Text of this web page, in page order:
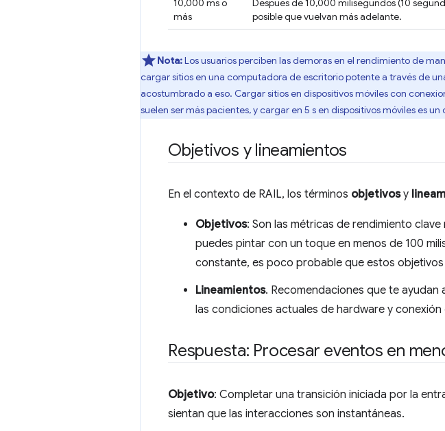
10,000 ms o
más
Después de 10,000 milisegundos (10
posible que vuelvan más adelante.
Nota:Los usuarios perciben las demoras en el rendimiento de
cargar sitios en una computadora de escritorio potente a través de
acostumbrado a eso. Cargar sitios en dispositivos móviles con
suelen ser más pacientes, y cargar en 5 s en dispositivos móviles es
Objetivos y lineamientos
En el contexto de RAIL, los términos objetivosy
Objetivos: Son las métricas de rendimiento
puedes pintar con un toque en menos de 100
constante, es poco probable que estos
Lineamientos. Recomendaciones que te
las condiciones actuales de hardware y
Respuesta: Procesar eventos en
Objetivo: Completar una transición iniciada por la
sientan que las interacciones son instantáneas.